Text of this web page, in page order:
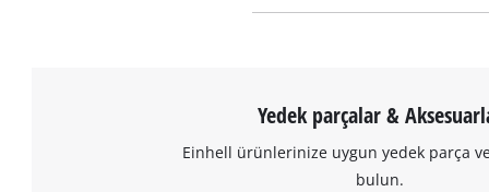
Yedek parçalar &
Einhell ürünlerinize uygun yedek parça
bulun.